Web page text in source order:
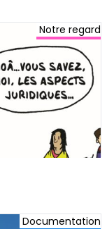
Notre regard
Documentation